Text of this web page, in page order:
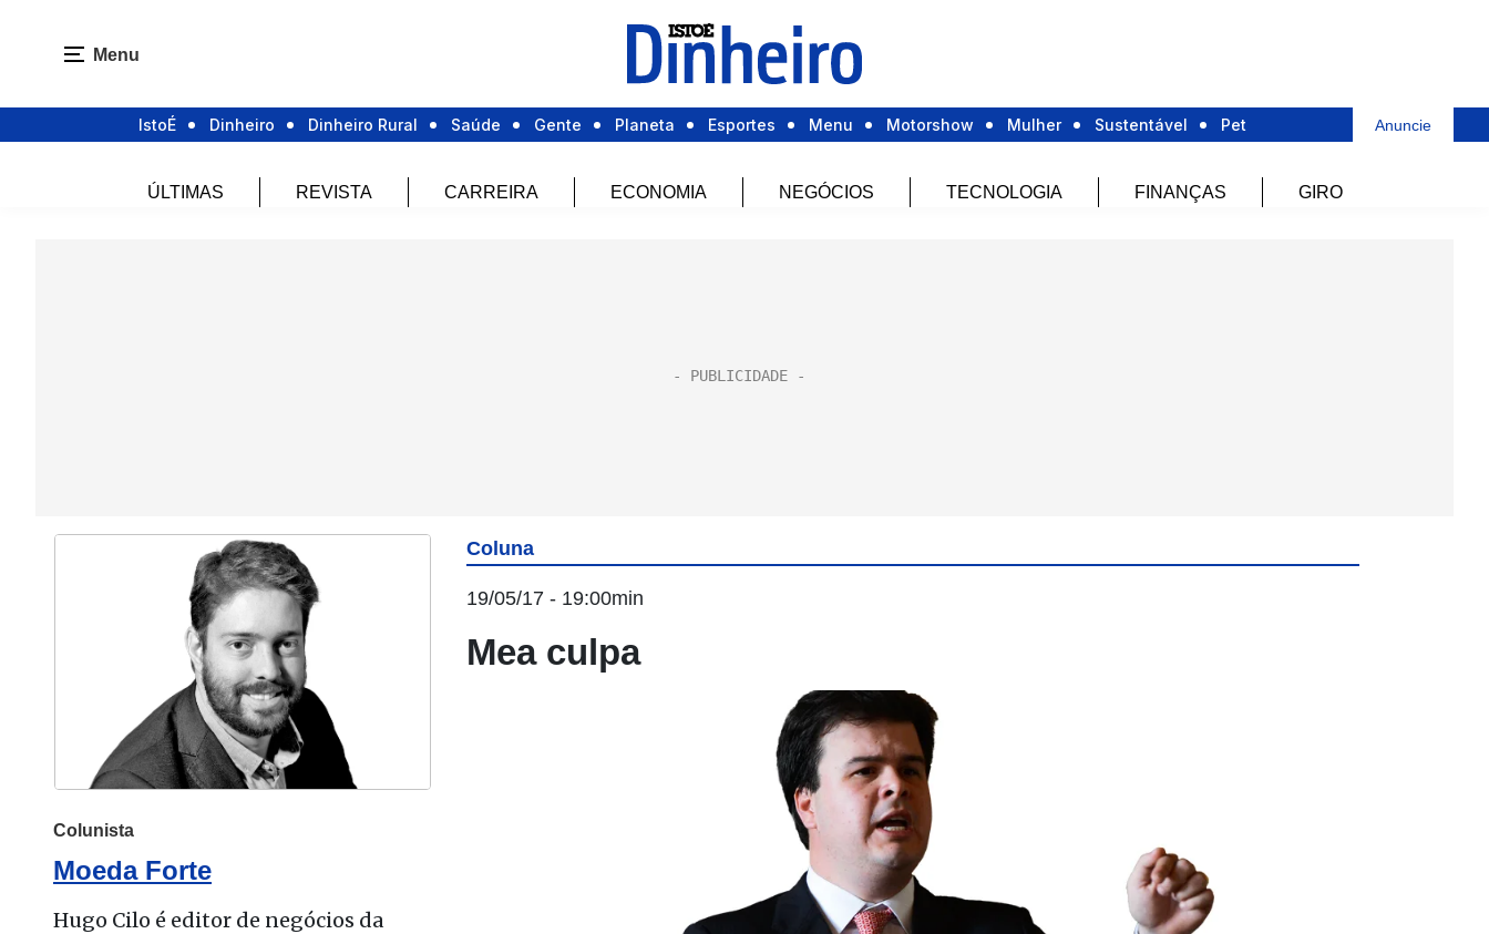
Menu
IstoÉ Dinheiro Dinheiro Rural Saúde Gente Planeta Esportes Menu Motorshow Mulher Sustentável Pet Anuncie
ÚLTIMAS REVISTA CARREIRA ECONOMIA NEGÓCIOS TECNOLOGIA FINANÇAS GIRO
Colunista
Moeda Forte
Hugo Cilo é editor de negócios da
Coluna
19/05/17 - 19:00min
Mea culpa